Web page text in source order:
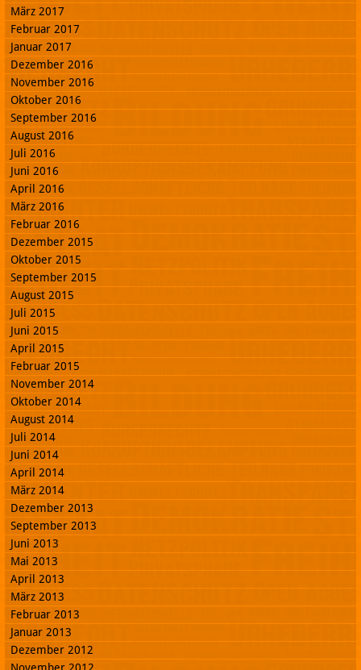
März 2017
Februar 2017
Januar 2017
Dezember 2016
November 2016
Oktober 2016
September 2016
August 2016
Juli 2016
Juni 2016
April 2016
März 2016
Februar 2016
Dezember 2015
Oktober 2015
September 2015
August 2015
Juli 2015
Juni 2015
April 2015
Februar 2015
November 2014
Oktober 2014
August 2014
Juli 2014
Juni 2014
April 2014
März 2014
Dezember 2013
September 2013
Juni 2013
Mai 2013
April 2013
März 2013
Februar 2013
Januar 2013
Dezember 2012
November 2012